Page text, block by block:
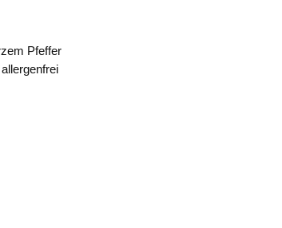
Pfeffer